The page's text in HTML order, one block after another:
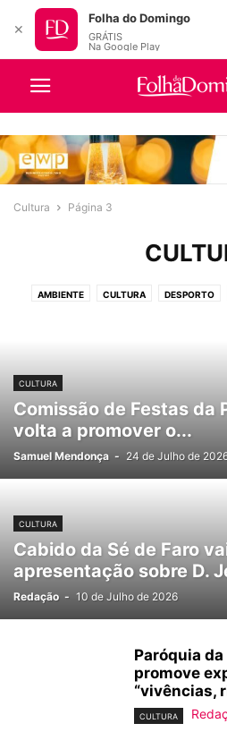
Cultura Página 3
AMBIENTE CULTURA DESPORTO
CULTURA
Comissão de Festas da
volta a promover o...
Samuel Mendonça - 24 de Julho de
CULTURA
Cabido da Sé de Faro
apresentação sobre D.
Redação - 10 de Julho de 2026
Paróquia
promove
“vivências,
CULTURA
✕
Folha do Domingo
GRÁTIS
Na Google Play